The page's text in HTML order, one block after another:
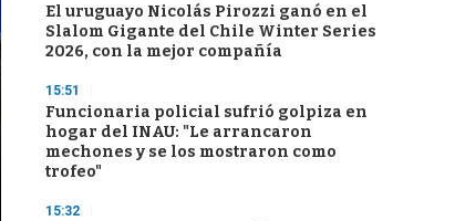
El uruguayo Nicolás Pirozzi ganó en el
Slalom Gigante del Chile Winter Series
2026, con la mejor compañía
15:51
Funcionaria policial sufrió golpiza en
hogar del INAU: "Le arrancaron
mechones y se los mostraron como
trofeo"
15:32